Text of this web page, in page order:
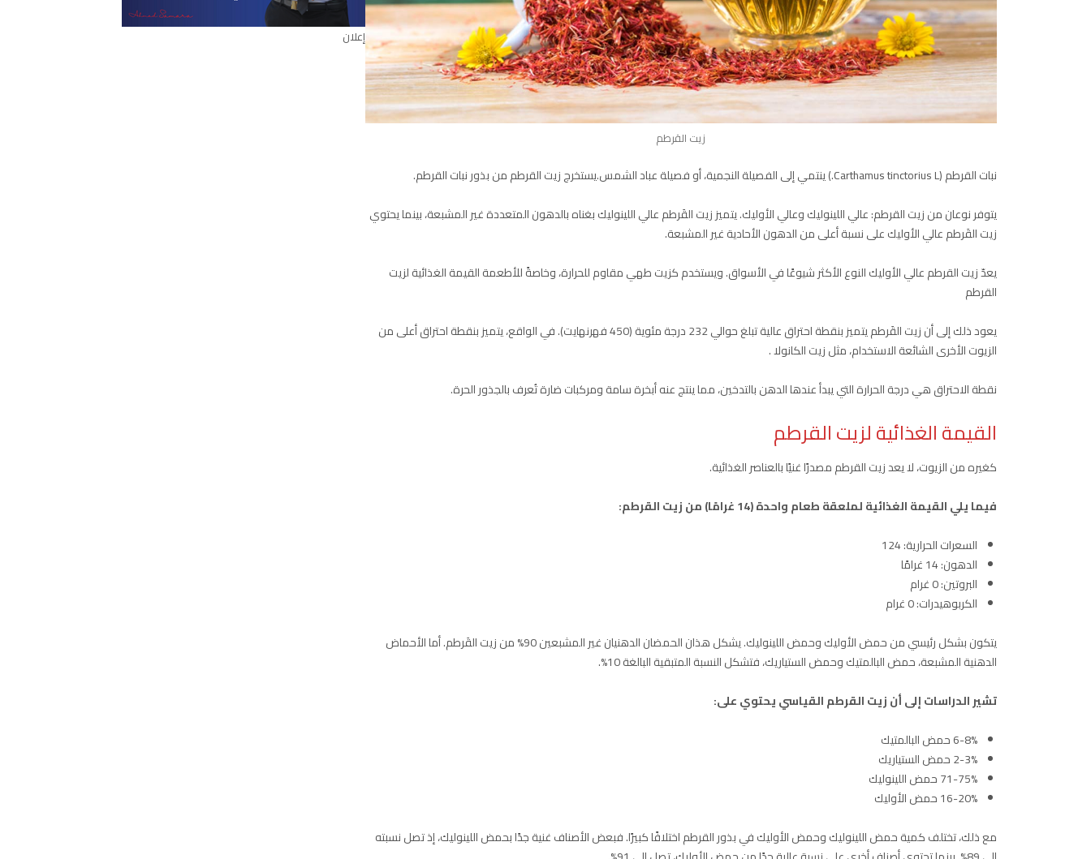
زيت القرطم
نبات القرطم (Carthamus tinctorius L.) ينتمي إلى الفصيلة النجمية، أو فصيلة عباد الشمس.يستخرج زيت القرطم من بذور نبات القرطم.
يتوفر نوعان من زيت القرطم: عالي اللينوليك وعالي الأوليك. يتميز زيت القَرطم عالي اللينوليك بغناه بالدهون المتعددة غير المشبعة، بينما يحتوي
زيت القَرطم عالي الأوليك على نسبة أعلى من الدهون الأحادية غير المشبعة.
يعدّ زيت القرطم عالي الأوليك النوع الأكثر شيوعًا في الأسواق. ويستخدم كزيت طهي مقاوم للحرارة، وخاصةً للأطعمة القيمة الغذائية لزيت
القرطم
يعود ذلك إلى أن زيت القَرطم يتميز بنقطة احتراق عالية تبلغ حوالي 232 درجة مئوية (450 فهرنهايت). في الواقع، يتميز بنقطة احتراق أعلى من
الزيوت الأخرى الشائعة الاستخدام، مثل زيت الكانولا .
نقطة الاحتراق هي درجة الحرارة التي يبدأ عندها الدهن بالتدخين، مما ينتج عنه أبخرة سامة ومركبات ضارة تُعرف بالجذور الحرة.
القيمة الغذائية لزيت القرطم
كغيره من الزيوت، لا يعد زيت القرطم مصدرًا غنيًا بالعناصر الغذائية.
فيما يلي القيمة الغذائية لملعقة طعام واحدة (14 غرامًا) من زيت القرطم:
السعرات الحرارية: 124
الدهون: 14 غرامًا
البروتين: 0 غرام
الكربوهيدرات: 0 غرام
يتكون بشكل رئيسي من حمض الأوليك وحمض اللينوليك. يشكل هذان الحمضان الدهنيان غير المشبعين 90% من زيت القَرطم. أما الأحماض
الدهنية المشبعة، حمض البالمتيك وحمض الستياريك، فتشكل النسبة المتبقية البالغة 10%.
تشير الدراسات إلى أن زيت القرطم القياسي يحتوي على:
6-8% حمض البالمتيك
2-3% حمض الستياريك
71-75% حمض اللينوليك
16-20% حمض الأوليك
مع ذلك، تختلف كمية حمض اللينوليك وحمض الأوليك في بذور القرطم اختلافًا كبيرًا. فبعض الأصناف غنية جدًا بحمض اللينوليك، إذ تصل نسبته
إعلان